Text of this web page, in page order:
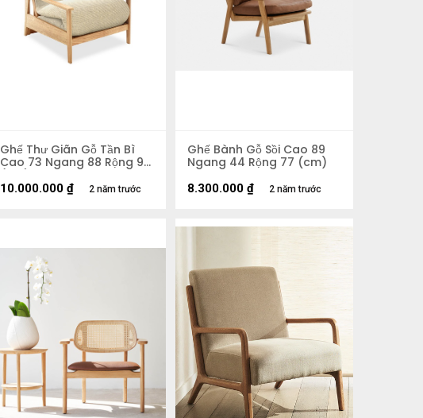
Ghế Thư Giãn Gỗ Tần Bì
Cao 73 Ngang 88 Rộng 97
(cm)
2 năm trước
10.000.000 ₫
Ghế Bành Gỗ Sồi Cao 89
Ngang 44 Rộng 77 (cm)
2 năm trước
8.300.000 ₫